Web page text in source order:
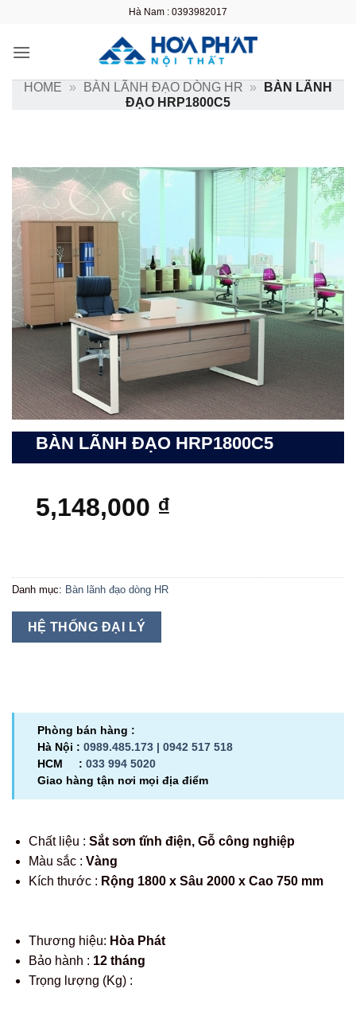
nội
Hà Nam : 0393982017
HOME » BÀN LÃNH ĐẠO DÒNG HR »
BÀN LÃNH
ĐẠO HRP1800C5
BÀN LÃNH ĐẠO HRP1800C5
5,148,000 ₫
Danh mục: Bàn lãnh đạo dòng HR
HỆ THỐNG ĐẠI LÝ
Phòng bán hàng :
Hà Nội : 0989.485.173 | 0942 517 518
HCM : 033 994 5020
Giao hàng tận nơi mọi địa điểm
Chất liệu : Sắt sơn tĩnh điện, Gỗ công nghiệp
Màu sắc : Vàng
Kích thước : Rộng 1800 x Sâu 2000 x Cao 750 mm
Thương hiệu: Hòa Phát
Bảo hành : 12 tháng
Trọng lượng (Kg) :